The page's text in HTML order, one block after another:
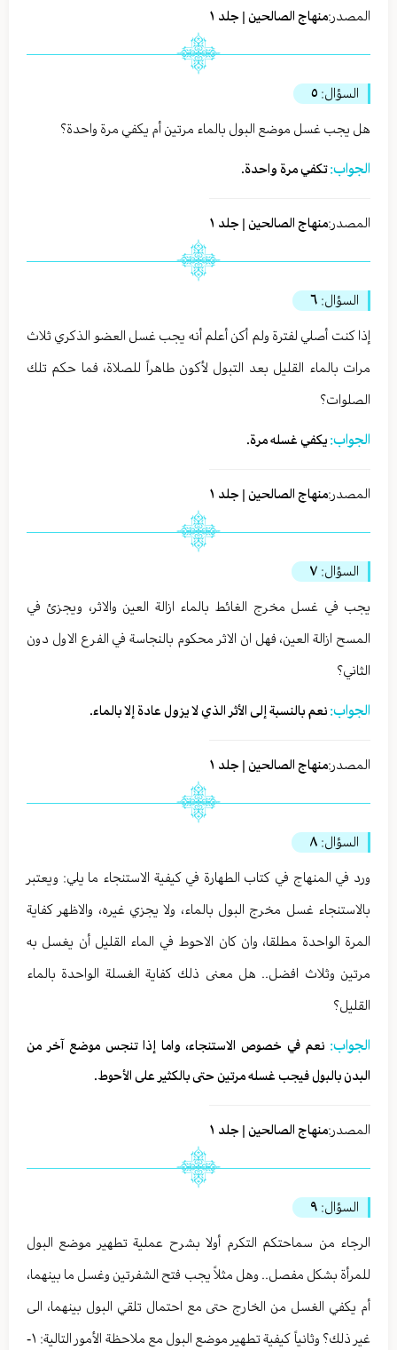
المصدر:منهاج الصالحين | جلد ١
السؤال: ٥
هل يجب غسل موضع البول بالماء مرتين أم يكفي مرة واحدة؟
الجواب:تكفي مرة واحدة.
المصدر:منهاج الصالحين | جلد ١
السؤال: ٦
إذا كنت أصلي لفترة ولم أكن أعلم أنه يجب غسل العضو الذكري ثلاث
مرات بالماء القليل بعد التبول لأكون طاهراً للصلاة، فما حكم تلك
الصلوات؟
الجواب: يكفي غسله مرة.
المصدر:منهاج الصالحين | جلد ١
السؤال: ٧
يجب في غسل مخرج الغائط بالماء ازالة العين والاثر، ويجزئ في
المسح ازالة العين، فهل ان الاثر محكوم بالنجاسة في الفرع الاول دون
الثاني؟
الجواب: نعم بالنسبة إلى الأثر الذي لا يزول عادة إلا بالماء.
المصدر:منهاج الصالحين | جلد ١
السؤال: ٨
ورد في المنهاج في كتاب الطهارة في كيفية الاستنجاء ما يلي: ويعتبر
بالاستنجاء غسل مخرج البول بالماء، ولا يجزي غيره، والاظهر كفاية
المرة الواحدة مطلقا، وان كان الاحوط في الماء القليل أن يغسل به
مرتين وثلاث افضل.. هل معنى ذلك كفاية الغسلة الواحدة بالماء
القليل؟
الجواب: نعم في خصوص الاستنجاء، واما إذا تنجس موضع آخر من
البدن بالبول فيجب غسله مرتين حتى بالكثير على الأحوط.
المصدر:منهاج الصالحين | جلد ١
السؤال: ٩
الرجاء من سماحتكم التكرم أولا بشرح عملية تطهير موضع البول
للمرأة بشكل مفصل.. وهل مثلاً يجب فتح الشفرتين وغسل ما بينهما،
أم يكفي الغسل من الخارج حتى مع احتمال تلقي البول بينهما، الى
غير ذلك؟ وثانياً كيفية تطهير موضع البول مع ملاحظة الأمور التالية: ١-